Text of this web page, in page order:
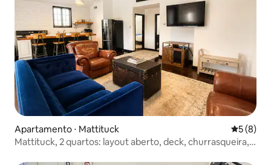
Apartamento ⋅ Mattituck 5 de
5 (8)
Mattituck, 2 quartos: layout aberto, deck, churrasqueira,